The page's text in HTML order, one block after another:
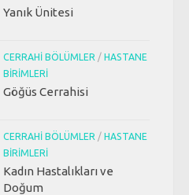
Yanık Ünitesi
CERRAHI BÖLÜMLER / HASTANE
BIRIMLERI
Göğüs Cerrahisi
CERRAHI BÖLÜMLER / HASTANE
BIRIMLERI
Kadın Hastalıkları ve
Doğum